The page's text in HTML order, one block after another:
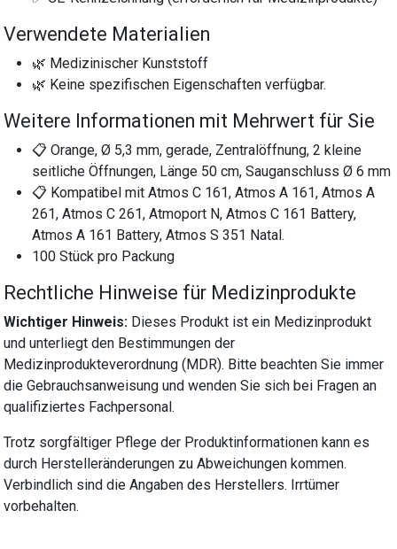
Verwendete Materialien
🌿 Medizinischer Kunststoff
🌿 Keine spezifischen Eigenschaften verfügbar.
Weitere Informationen mit Mehrwert für Sie
📋 Orange, Ø 5,3 mm, gerade, Zentralöffnung, 2 kleine
seitliche Öffnungen, Länge 50 cm, Sauganschluss Ø 6 mm
📋 Kompatibel mit Atmos C 161, Atmos A 161, Atmos A
261, Atmos C 261, Atmoport N, Atmos C 161 Battery,
Atmos A 161 Battery, Atmos S 351 Natal.
100 Stück pro Packung
Rechtliche Hinweise für Medizinprodukte
Wichtiger Hinweis: Dieses Produkt ist ein Medizinprodukt
und unterliegt den Bestimmungen der
Medizinprodukteverordnung (MDR). Bitte beachten Sie immer
die Gebrauchsanweisung und wenden Sie sich bei Fragen an
qualifiziertes Fachpersonal.
Trotz sorgfältiger Pflege der Produktinformationen kann es
durch Herstelleränderungen zu Abweichungen kommen.
Verbindlich sind die Angaben des Herstellers. Irrtümer
vorbehalten.